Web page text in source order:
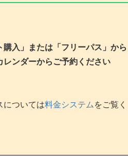
購入」または「フリーパス」から
レンダーからご予約ください
については料金システム をご覧く